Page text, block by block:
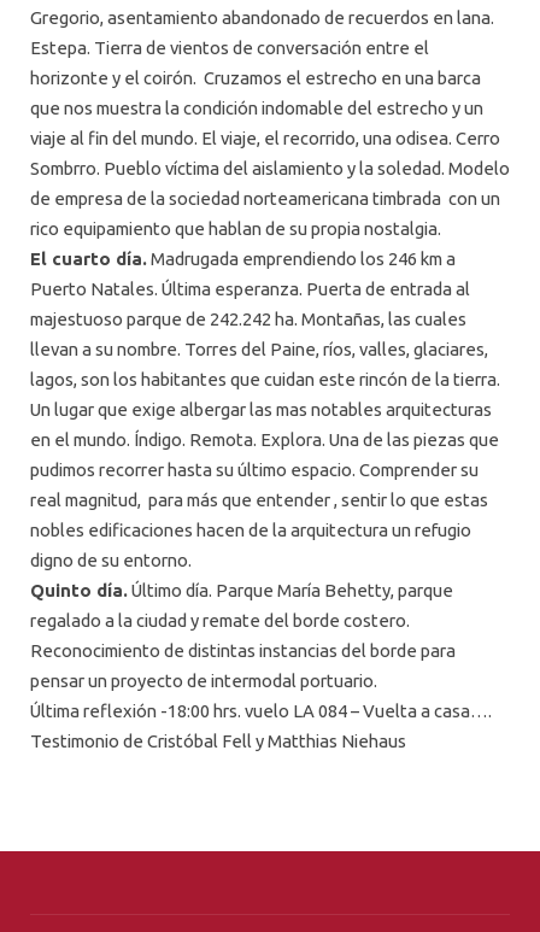
Gregorio, asentamiento abandonado de recuerdos en lana.
Estepa. Tierra de vientos de conversación entre el
horizonte y el coirón. Cruzamos el estrecho en una barca
que nos muestra la condición indomable del estrecho y un
viaje al fin del mundo. El viaje, el recorrido, una odisea. Cerro
Sombrro. Pueblo víctima del aislamiento y la soledad. Modelo
de empresa de la sociedad norteamericana timbrada con un
rico equipamiento que hablan de su propia nostalgia.
El cuarto día.Madrugada emprendiendo los 246 km a
Puerto Natales. Última esperanza. Puerta de entrada al
majestuoso parque de 242.242 ha. Montañas, las cuales
llevan a su nombre. Torres del Paine, ríos, valles, glaciares,
lagos, son los habitantes que cuidan este rincón de la tierra.
Un lugar que exige albergar las mas notables arquitecturas
en el mundo. Índigo. Remota. Explora. Una de las piezas que
pudimos recorrer hasta su último espacio. Comprender su
real magnitud, para más que entender , sentir lo que estas
nobles edificaciones hacen de la arquitectura un refugio
digno de su entorno.
Quinto día.Último día. Parque María Behetty, parque
regalado a la ciudad y remate del borde costero.
Reconocimiento de distintas instancias del borde para
pensar un proyecto de intermodal portuario.
Última reflexión -18:00 hrs. vuelo LA 084 – Vuelta a casa….
Testimonio de Cristóbal Fell y Matthias Niehaus